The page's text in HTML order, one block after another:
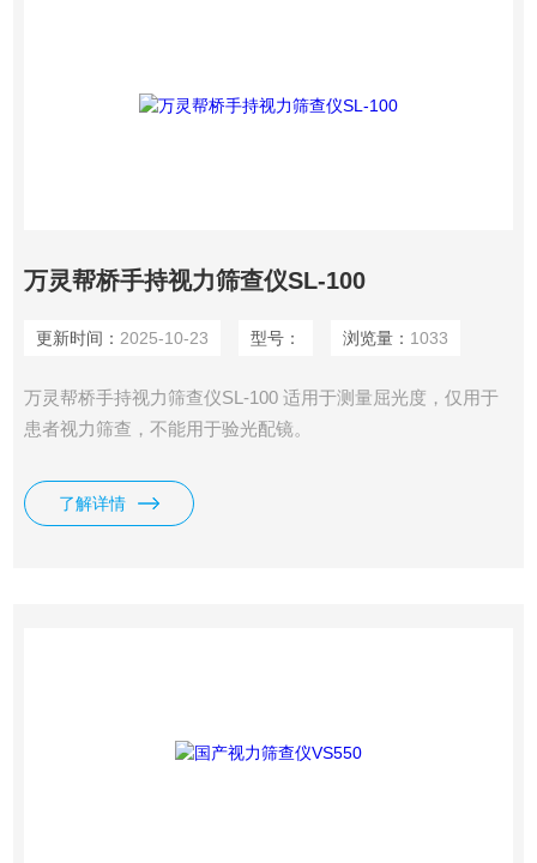
万灵帮桥手持视力筛查仪SL-100
更新时间： 2025-10-23 型号： 浏览量： 1033
万灵帮桥手持视力筛查仪SL-100 适用于测量屈光度，仅用于
患者视力筛查，不能用于验光配镜。
了解详情